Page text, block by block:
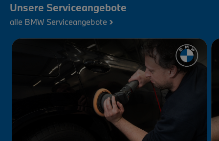
Unsere Serviceangebote
alle BMW Serviceangebote ›